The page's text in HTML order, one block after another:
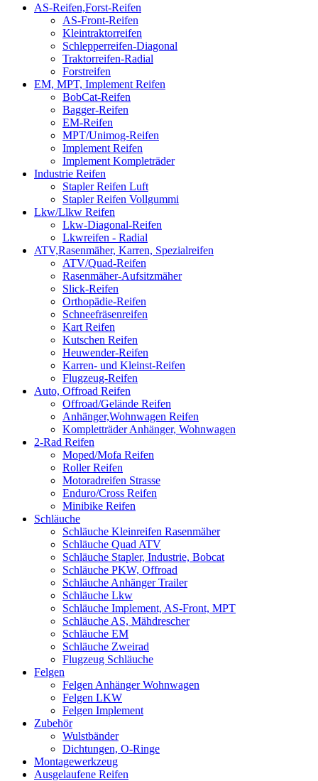
AS-Reifen,Forst-Reifen
AS-Front-Reifen
Kleintraktorreifen
Schlepperreifen-Diagonal
Traktorreifen-Radial
Forstreifen
EM, MPT, Implement Reifen
BobCat-Reifen
Bagger-Reifen
EM-Reifen
MPT/Unimog-Reifen
Implement Reifen
Implement Kompleträder
Industrie Reifen
Stapler Reifen Luft
Stapler Reifen Vollgummi
Lkw/Llkw Reifen
Lkw-Diagonal-Reifen
Lkwreifen - Radial
ATV,Rasenmäher, Karren, Spezialreifen
ATV/Quad-Reifen
Rasenmäher-Aufsitzmäher
Slick-Reifen
Orthopädie-Reifen
Schneefräsenreifen
Kart Reifen
Kutschen Reifen
Heuwender-Reifen
Karren- und Kleinst-Reifen
Flugzeug-Reifen
Auto, Offroad Reifen
Offroad/Gelände Reifen
Anhänger,Wohnwagen Reifen
Kompletträder Anhänger, Wohnwagen
2-Rad Reifen
Moped/Mofa Reifen
Roller Reifen
Motoradreifen Strasse
Enduro/Cross Reifen
Minibike Reifen
Schläuche
Schläuche Kleinreifen Rasenmäher
Schläuche Quad ATV
Schläuche Stapler, Industrie, Bobcat
Schläuche PKW, Offroad
Schläuche Anhänger Trailer
Schläuche Lkw
Schläuche Implement, AS-Front, MPT
Schläuche AS, Mähdrescher
Schläuche EM
Schläuche Zweirad
Flugzeug Schläuche
Felgen
Felgen Anhänger Wohnwagen
Felgen LKW
Felgen Implement
Zubehör
Wulstbänder
Dichtungen, O-Ringe
Montagewerkzeug
Ausgelaufene Reifen